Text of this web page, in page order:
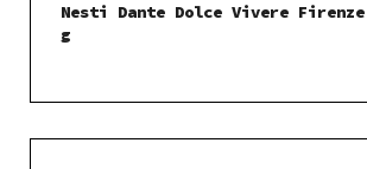
Nesti Dante Dolce Vivere Firenze
g